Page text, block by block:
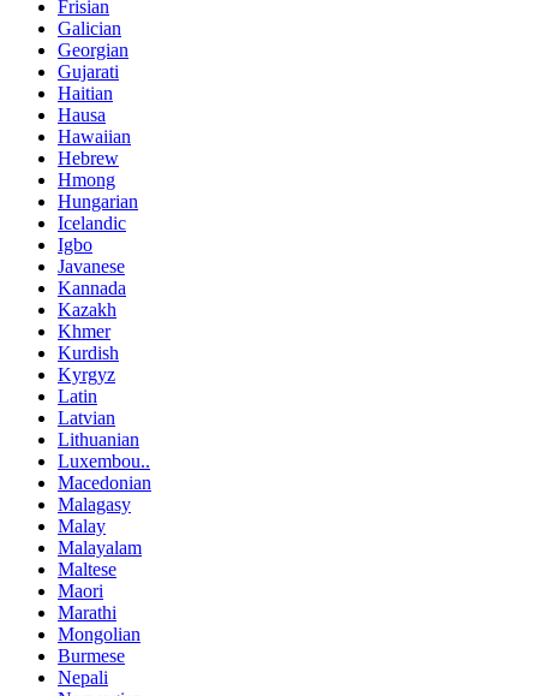
Frisian
Galician
Georgian
Gujarati
Haitian
Hausa
Hawaiian
Hebrew
Hmong
Hungarian
Icelandic
Igbo
Javanese
Kannada
Kazakh
Khmer
Kurdish
Kyrgyz
Latin
Latvian
Lithuanian
Luxembou..
Macedonian
Malagasy
Malay
Malayalam
Maltese
Maori
Marathi
Mongolian
Burmese
Nepali